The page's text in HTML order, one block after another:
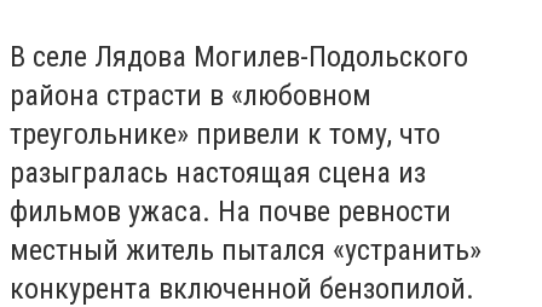
В селе Лядова Могилев-Подольского
района страсти в «любовном
треугольнике» привели к тому, что
разыгралась настоящая сцена из
фильмов ужаса. На почве ревности
местный житель пытался «устранить»
конкурента включенной бензопилой.